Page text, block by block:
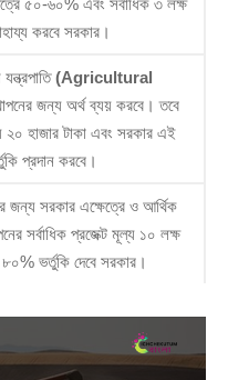
করবে সরকার।
(Agricultural
জন্য অর্থ ব্যয় করবে। তবে
২০ হাজার টাকা এবং সরকার এই
প্রদান করবে।
জন্য সরকার এক্ষেত্রে ও আর্থিক
সর্বাধিক প্রজেক্ট মূল্য ১০ লক্ষ
ভর্তুকি দেবে সরকার।